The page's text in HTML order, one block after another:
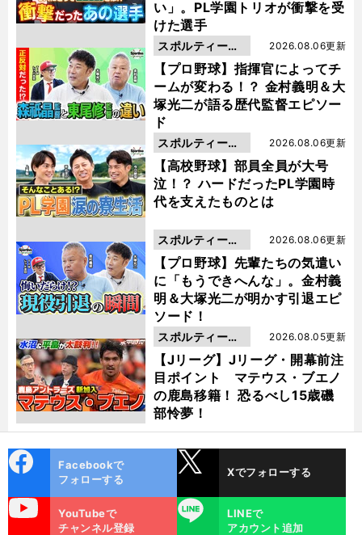
い」。PL学園トリオが衝撃を受
けた選手
【プロ野球】指揮官によってチ
ームが変わる！？ 金村義明＆大
塚光二が語る歴代監督エピソー
ド
2026.08.06更新
スポルティーバ
動画
【高校野球】部員全員が大号
泣！？ ハードだったPL学園時
代を支えたものとは
2026.08.06更新
スポルティーバ
動画
【プロ野球】先輩たちの気遣い
に「もうできへんな」。金村義
明＆大塚光二が明かす引退エピ
ソード！
2026.08.06更新
スポルティーバ
動画
【Jリーグ】Jリーグ・開幕前注
目ポイント マテウス・ブエノ
の鹿島移籍！ 恐るべし15歳磯
部怜夢！
2026.08.05更新
スポルティーバ
動画
ok
Facebookで
フォローする
Xでフォローする
YouTubeで
チャンネル登録
LINE
LINEで
アカウント追加